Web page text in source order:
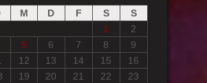
M D F S
S
1
2
5 6 7 8
9
12 13 14 15
16
19 20 21 22
23